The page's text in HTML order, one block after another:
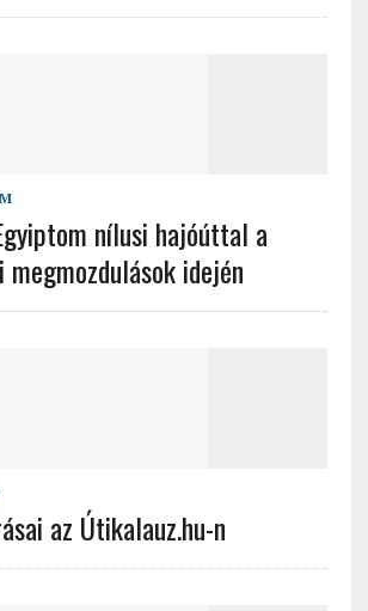
nílusi hajóúttal a
megmozdulások idején
az Útikalauz.hu-n